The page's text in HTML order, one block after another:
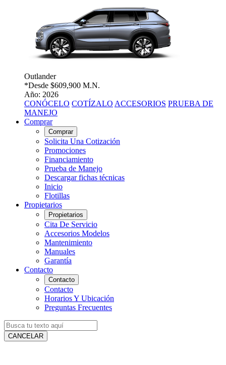
Outlander
*Desde $609,900 M.N.
Año: 2026
CONÓCELO COTÍZALO ACCESORIOS PRUEBA DE
MANEJO
Comprar
Comprar
Solicita Una Cotización
Promociones
Financiamiento
Prueba de Manejo
Descargar fichas técnicas
Inicio
Flotillas
Propietarios
Propietarios
Cita De Servicio
Accesorios Modelos
Mantenimiento
Manuales
Garantía
Contacto
Contacto
Contacto
Horarios Y Ubicación
Preguntas Frecuentes
CANCELAR